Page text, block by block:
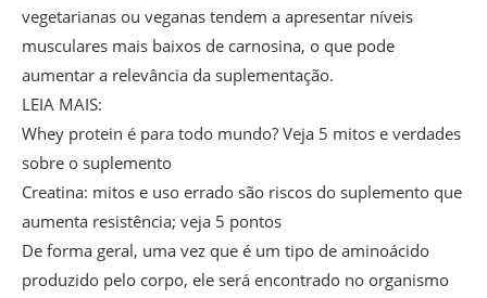
vegetarianas ou veganas tendem a apresentar níveis
musculares mais baixos de carnosina, o que pode
aumentar a relevância da suplementação.
LEIA MAIS:
Whey protein é para todo mundo? Veja 5 mitos e verdades
sobre o suplemento
Creatina: mitos e uso errado são riscos do suplemento que
aumenta resistência; veja 5 pontos
De forma geral, uma vez que é um tipo de aminoácido
produzido pelo corpo, ele será encontrado no organismo